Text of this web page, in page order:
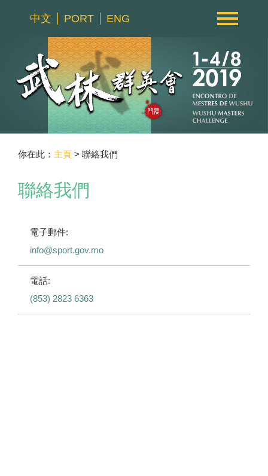
中文 PORT ENG
你在此： 主頁 > 聯絡我們
聯絡我們
電子郵件:
info@sport.gov.mo
電話:
(853) 2823 6363